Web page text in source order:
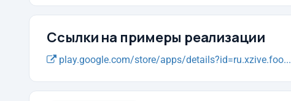
Ссылки на примеры реализации
play.google.com/store/apps/details?id=ru.xzive.foo...